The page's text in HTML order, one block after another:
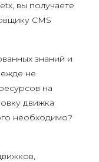
вы получаете
CMS
знаний и
не
на
движка
необходимо?